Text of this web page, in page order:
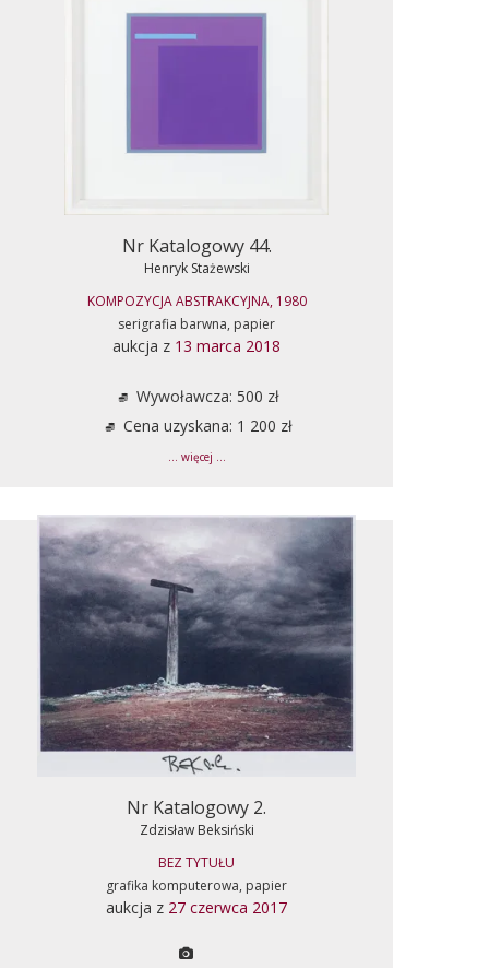
Nr Katalogowy 44.
Henryk Stażewski
KOMPOZYCJA ABSTRAKCYJNA, 1980
serigrafia barwna, papier
aukcja z 13 marca 2018
Wywoławcza: 500 zł
Cena uzyskana: 1 200 zł
... więcej ...
Nr Katalogowy 2.
Zdzisław Beksiński
BEZ TYTUŁU
grafika komputerowa, papier
aukcja z 27 czerwca 2017